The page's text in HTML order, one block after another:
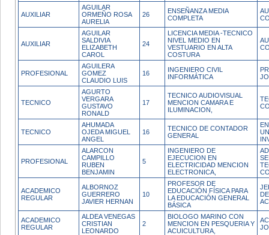
AUXILIAR
AGUILAR
ORMEÑO ROSA
AURELIA
26
ENSEÑANZA MEDIA
COMPLETA
AUXILIAR
AGUILAR
SALDIVIA
ELIZABETH
CAROL
24
LICENCIA MEDIA -TECNICO
NIVEL MEDIO EN
VESTUARIO EN ALTA
COSTURA
PROFESIONAL
AGUILERA
GOMEZ
CLAUDIO LUIS
16
INGENIERO CIVIL
INFORMÁTICA
TECNICO
AGURTO
VERGARA
GUSTAVO
RONALD
17
TECNICO AUDIOVISUAL
MENCION CAMARA E
ILUMINACION,
TECNICO
AHUMADA
OJEDA MIGUEL
ANGEL
16
TECNICO DE CONTADOR
GENERAL
PROFESIONAL
ALARCON
CAMPILLO
RUBEN
BENJAMIN
5
INGENIERO DE
EJECUCION EN
ELECTRICIDAD MENCION
ELECTRONICA,
ACADEMICO
REGULAR
ALBORNOZ
GUERRERO
JAVIER HERNAN
10
PROFESOR DE
EDUCACIÓN FÍSICA PARA
LA EDUCACIÓN GENERAL
BÁSICA
ACADEMICO
REGULAR
ALDEA VENEGAS
CRISTIAN
LEONARDO
2
BIOLOGO MARINO CON
MENCION EN PESQUERIA Y
ACUICULTURA,